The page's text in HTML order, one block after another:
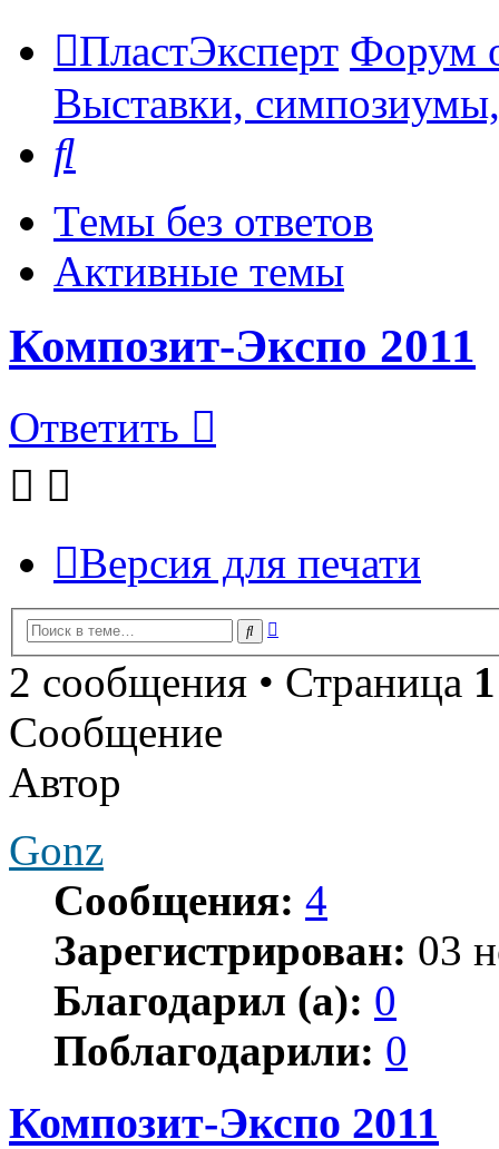
ПластЭксперт Форум
Выставки,
Темы без ответов
Активные темы
Композит-Экспо 2011
Ответить
Версия для печати
Поиск
2 сообщения • Страница 1
Сообщение
Автор
Gonz
Сообщения: 4
Зарегистрирован: 03
Благодарил (а): 0
Поблагодарили: 0
Композит-Экспо 2011